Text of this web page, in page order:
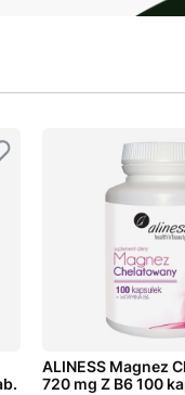
ALINESS Magnez
720 mg Z B6 100